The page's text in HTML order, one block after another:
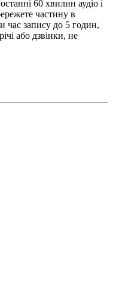
60 хвилин аудіо і
частину в
запису до 5 годин,
або дзвінки, не